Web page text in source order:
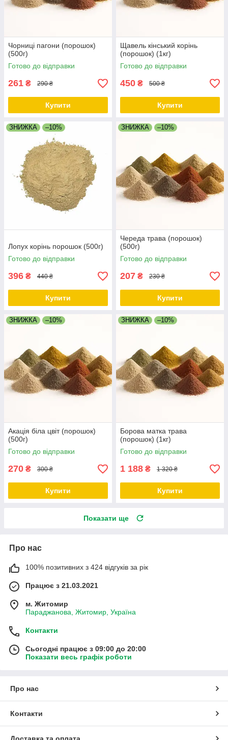
Чорниці пагони (порошок)
(500г)
Готово до відправки
261 ₴ 290 ₴
Купити
Щавель кінський корінь
(порошок) (1кг)
Готово до відправки
450 ₴ 500 ₴
Купити
ЗНИЖКА –10%
Лопух корінь порошок (500г)
Готово до відправки
396 ₴ 440 ₴
Купити
ЗНИЖКА –10%
Череда трава (порошок)
(500г)
Готово до відправки
207 ₴ 230 ₴
Купити
ЗНИЖКА –10%
Акація біла цвіт (порошок)
(500г)
Готово до відправки
270 ₴ 300 ₴
Купити
ЗНИЖКА –10%
Борова матка трава
(порошок) (1кг)
Готово до відправки
1 188 ₴ 1 320 ₴
Купити
Показати ще
Про нас
100% позитивних з 424 відгуків за рік
Працює з 21.03.2021
м. Житомир
Параджанова, Житомир, Україна
Контакти
Сьогодні працює з 09:00 до 20:00
Показати весь графік роботи
Про нас
Контакти